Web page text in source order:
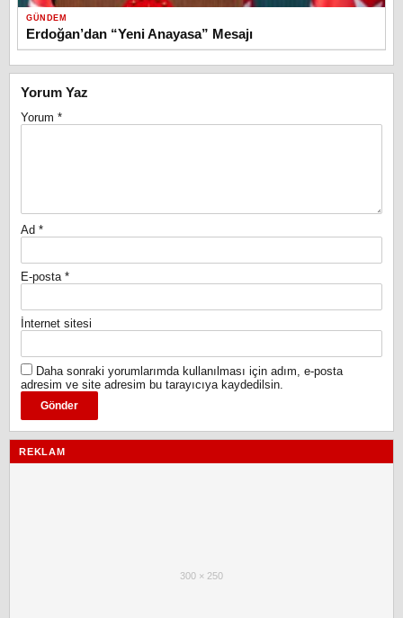
GÜNDEM
Erdoğan’dan “Yeni Anayasa” Mesajı
Yorum Yaz
Yorum *
Ad *
E-posta *
İnternet sitesi
Daha sonraki yorumlarımda kullanılması için adım, e-posta
adresim ve site adresim bu tarayıcıya kaydedilsin.
REKLAM
300 × 250